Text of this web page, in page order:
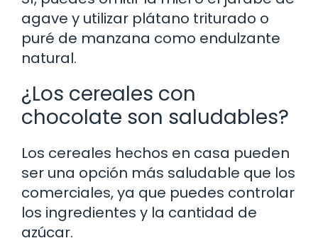
agave y utilizar plátano triturado o
puré de manzana como endulzante
natural.
¿Los cereales con
chocolate son saludables?
Los cereales hechos en casa pueden
ser una opción más saludable que los
comerciales, ya que puedes controlar
los ingredientes y la cantidad de
azúcar.